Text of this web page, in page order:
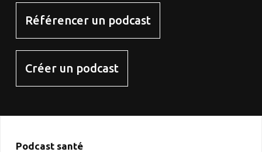
Référencer un podcast
Créer un podcast
Podcast santé